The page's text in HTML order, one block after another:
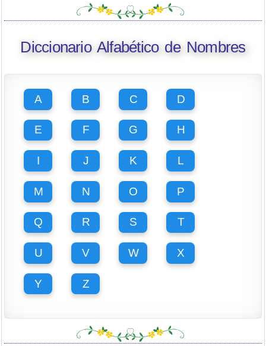
Diccionario Alfabético de Nombres
A B C D
E F G H
I J K L
M N O P
Q R S T
U V W X
Y Z